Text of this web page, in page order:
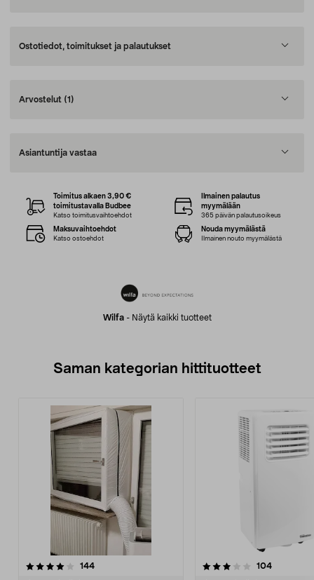
Ostotiedot, toimitukset ja palautukset
Arvostelut (1)
Asiantuntija vastaa
Wilfa- Näytä kaikki tuotteet
Toimitus alkaen 3,90 €
toimitustavalla Budbee
Katso toimitusvaihtoehdot
Ilmainen palautus
myymälään
365 päivän palautusoikeus
Maksuvaihtoehdot
Katso ostoehdot
Nouda myymälästä
Ilmainen nouto myymälästä
Saman kategorian hittituotteet
144arvostelut
3.5 viidestä
104arvostelut
3.5 viidestä